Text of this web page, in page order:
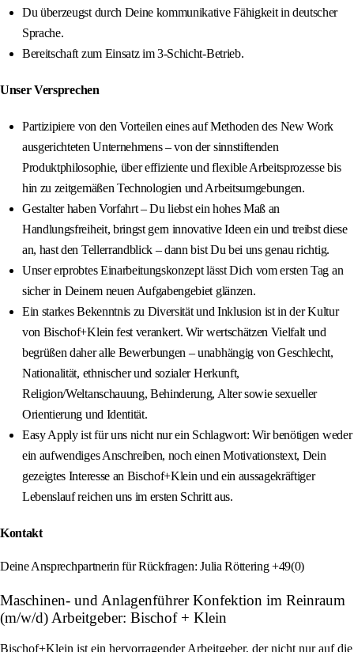
Du überzeugst durch Deine kommunikative Fähigkeit in deutscher
Sprache.
Bereitschaft zum Einsatz im 3-Schicht-Betrieb.
Unser Versprechen
Partizipiere von den Vorteilen eines auf Methoden des New Work
ausgerichteten Unternehmens – von der sinnstiftenden
Produktphilosophie, über effiziente und flexible Arbeitsprozesse bis
hin zu zeitgemäßen Technologien und Arbeitsumgebungen.
Gestalter haben Vorfahrt – Du liebst ein hohes Maß an
Handlungsfreiheit, bringst gern innovative Ideen ein und treibst diese
an, hast den Tellerrandblick – dann bist Du bei uns genau richtig.
Unser erprobtes Einarbeitungskonzept lässt Dich vom ersten Tag an
sicher in Deinem neuen Aufgabengebiet glänzen.
Ein starkes Bekenntnis zu Diversität und Inklusion ist in der Kultur
von Bischof+Klein fest verankert. Wir wertschätzen Vielfalt und
begrüßen daher alle Bewerbungen – unabhängig von Geschlecht,
Nationalität, ethnischer und sozialer Herkunft,
Religion/Weltanschauung, Behinderung, Alter sowie sexueller
Orientierung und Identität.
Easy Apply ist für uns nicht nur ein Schlagwort: Wir benötigen weder
ein aufwendiges Anschreiben, noch einen Motivationstext, Dein
gezeigtes Interesse an Bischof+Klein und ein aussagekräftiger
Lebenslauf reichen uns im ersten Schritt aus.
Kontakt
Deine Ansprechpartnerin für Rückfragen: Julia Röttering +49(0)
Maschinen- und Anlagenführer Konfektion im Reinraum
(m/w/d) Arbeitgeber: Bischof + Klein
Bischof+Klein ist ein hervorragender Arbeitgeber, der nicht nur auf die